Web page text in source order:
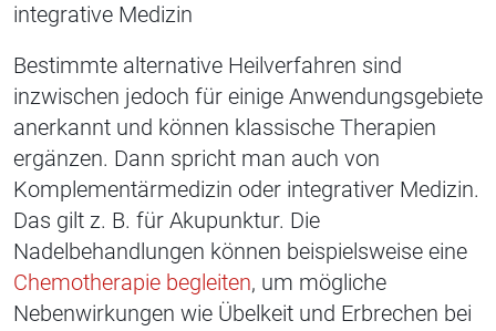
integrative Medizin
Bestimmte alternative Heilverfahren sind
inzwischen jedoch für einige Anwendungsgebiete
anerkannt und können klassische Therapien
ergänzen. Dann spricht man auch von
Komplementärmedizin oder integrativer Medizin.
Das gilt z. B. für Akupunktur. Die
Nadelbehandlungen können beispielsweise eine
Chemotherapie begleiten, um mögliche
Nebenwirkungen wie Übelkeit und Erbrechen bei